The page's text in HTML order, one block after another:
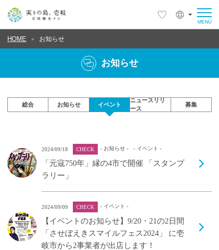
HOME お知らせ
お知らせ
総合 お知らせ イベント
ニュースリリ
ース
募集
2024/09/18 CHECK - お知らせ - - イベント -
「元寇750年」縁の4市で開催 「スタンプ
ラリー」
2024/09/09 CHECK - イベント -
【イベントのお知らせ】9/20・21の2日間
「させぼえきスマイルフェス2024」 に壱
岐市から2事業者が出店します！